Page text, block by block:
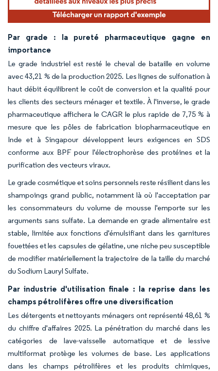
Par grade : la pureté pharmaceutique gagne en
importance
Le grade industriel est resté le cheval de bataille en volume
avec 43,21 % de la production 2025. Les lignes de sulfonation à
haut débit équilibrent le coût de conversion et la qualité pour
les clients des secteurs ménager et textile. À l'inverse, le grade
pharmaceutique affichera le CAGR le plus rapide de 7,75 % à
mesure que les pôles de fabrication biopharmaceutique en
Inde et à Singapour développent leurs exigences en SDS
conforme aux BPF pour l'électrophorèse des protéines et la
purification des vecteurs viraux.
Le grade cosmétique et soins personnels reste résilient dans les
shampoings grand public, notamment là où l'acceptation par
les consommateurs du volume de mousse l'emporte sur les
arguments sans sulfate. La demande en grade alimentaire est
stable, limitée aux fonctions d'émulsifiant dans les garnitures
fouettées et les capsules de gélatine, une niche peu susceptible
de modifier matériellement la trajectoire de la taille du marché
du Sodium Lauryl Sulfate.
Par industrie d'utilisation finale : la reprise dans les
champs pétrolifères offre une diversification
Les détergents et nettoyants ménagers ont représenté 48,61 %
du chiffre d'affaires 2025. La pénétration du marché dans les
catégories de lave-vaisselle automatique et de lessive
multiformat protège les volumes de base. Les applications
dans les champs pétrolifères et les produits chimiques,